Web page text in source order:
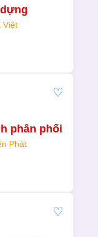
Việt
phân phối
Phát
♡
♡